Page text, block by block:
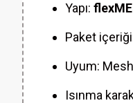
Yapı:
Paket
Uyum:
Isınma